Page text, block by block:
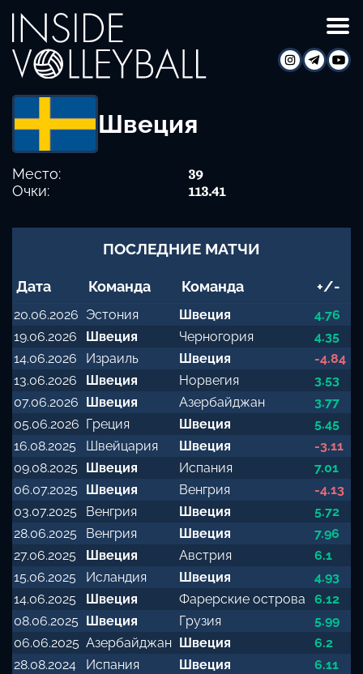
Швеция
Место:
39
Очки:
113.41
ПОСЛЕДНИЕ МАТЧИ
Дата Команда Команда +/-
20.06.2026 Эстония Швеция
4.76
19.06.2026
Швеция Черногория
4.35
14.06.2026
Израиль Швеция
-4.84
13.06.2026
Швеция Норвегия
3.53
07.06.2026
Швеция Азербайджан
3.77
05.06.2026 Греция Швеция
5.45
16.08.2025
Швейцария Швеция
-3.11
09.08.2025
Швеция Испания
7.01
06.07.2025
Швеция Венгрия
-4.13
03.07.2025
Венгрия Швеция
5.72
28.06.2025
Венгрия Швеция
7.96
27.06.2025
Швеция Австрия
6.1
15.06.2025
Исландия Швеция
4.93
14.06.2025
Швеция Фарерские острова
6.12
08.06.2025
Швеция Грузия
5.99
06.06.2025 Азербайджан Швеция
6.2
28.08.2024
Испания Швеция
6.11